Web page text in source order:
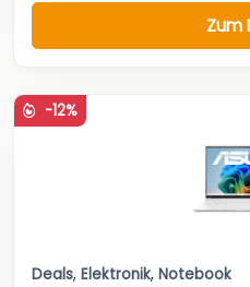
Zum
-12%
Deals, Elektronik, Notebook